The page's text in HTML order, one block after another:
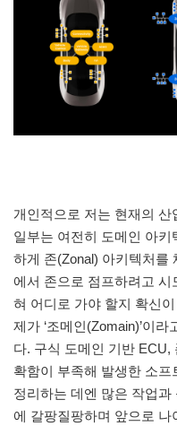
개인적으로 저는 현재의 산
일부는 여전히 도메인 아
하게 존(Zonal) 아키텍처를
에서 존으로 점프하려고
혀 어디로 가야 할지 확신
제가 ‘조메인(Zomain)’이
다. 구식 도메인 기반 ECU,
확함이 부족해 발생한 소
정리하는 데엔 많은 작업
에 갈팡질팡하며 앞으로